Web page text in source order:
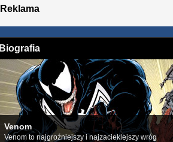
Reklama
Biografia
Venom
Venom to najgroźniejszy i najzacieklejszy wróg